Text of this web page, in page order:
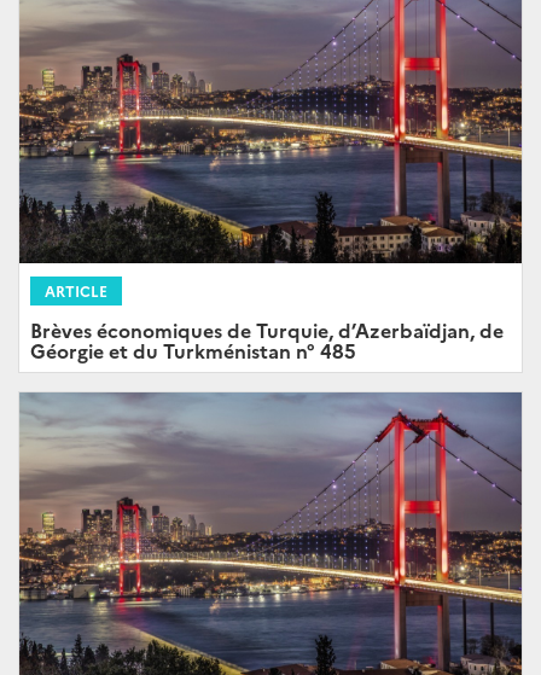
ARTICLE
Brèves économiques de Turquie, d’Azerbaïdjan, de
Géorgie et du Turkménistan n° 485